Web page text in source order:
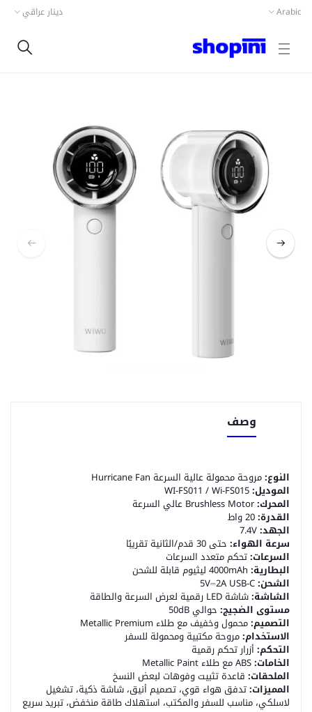
Arabic دينار عراقي
وصف
النوع:مروحة محمولة عالية السرعة Hurricane Fan
الموديل:
المحرك:Brushless Motor عالي السرعة
القدرة:
الجهد:
سرعة الهواء: حتى 30 قدم/الثانية تقريبًا
السرعات:تحكم متعدد السرعات
البطارية:
الشحن:
الشاشة:شاشة LED رقمية لعرض السرعة والطاقة
مستوى الضجيج: حوالي 50dB
التصميم:محمول وخفيف مع طلاء Metallic Premium
الاستخدام:مروحة مكتبية ومحمولة للسفر
التحكم:أزرار تحكم رقمية
الخامات:
الملحقات: قاعدة تثبيت وفوهات لبعض النسخ
المميزات:تدفق هواء قوي، تصميم أنيق، شاشة ذكية، تشغيل
لاسلكي، مناسب للسفر والمكتب، استهلاك طاقة منخفض، تبريد سريع